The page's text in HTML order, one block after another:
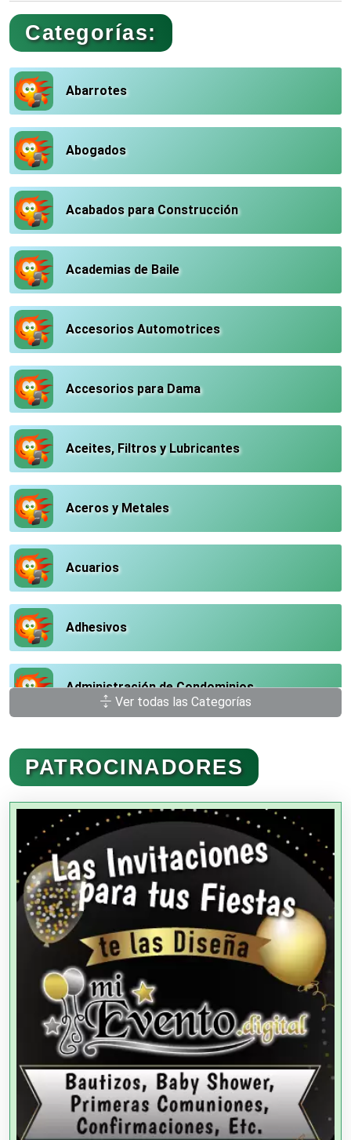
Categorías:
Abarrotes
Abogados
Acabados para Construcción
Academias de Baile
Accesorios Automotrices
Accesorios para Dama
Aceites, Filtros y Lubricantes
Aceros y Metales
Acuarios
Adhesivos
Administración de Condominios
Administración de Empresas
Agencias Aduanales
Agencias de Autos
Agencias de Cobranza
Agencias de Colocación
Agencias de Modelos
Agencias de Publicidad
Ver todas las Categorías
PATROCINADORES